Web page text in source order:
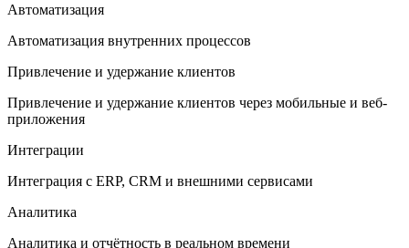
Автоматизация
Автоматизация внутренних процессов
Привлечение и удержание клиентов
Привлечение и удержание клиентов через мобильные и веб-
приложения
Интеграции
Интеграция с ERP, CRM и внешними сервисами
Аналитика
Аналитика и отчётность в реальном времени